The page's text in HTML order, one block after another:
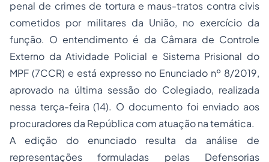
penal de crimes de tortura e maus-tratos contra civis
cometidos por militares da União, no exercício da
função. O entendimento é da Câmara de Controle
Externo da Atividade Policial e Sistema Prisional do
MPF (7CCR) e está expresso no Enunciado nº 8/2019,
aprovado na última sessão do Colegiado, realizada
nessa terça-feira (14). O documento foi enviado aos
procuradores da República com atuação na temática.
A edição do enunciado resulta da análise de
representações formuladas pelas Defensorias